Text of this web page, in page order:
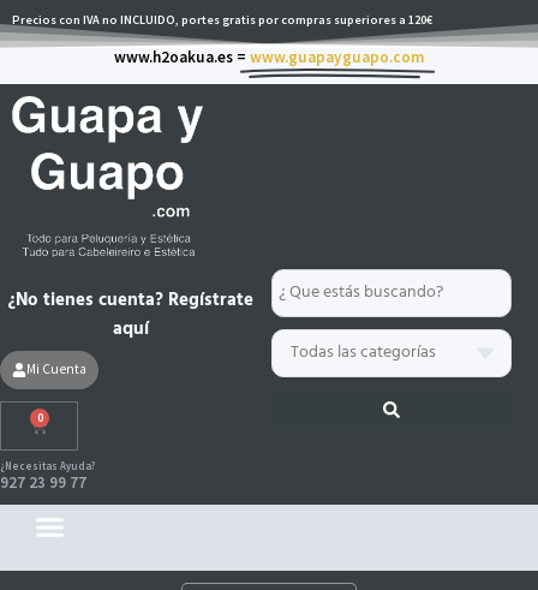
al
Precios con IVA no INCLUIDO, portes gratis por compras superiores a 120€
www.h2oakua.es = www.guapayguapo.com
Search
...
¿No tienes cuenta? Regístrate
aquí
Mi Cuenta
0
Carrito
¿Necesitas Ayuda?
927 23 99 77